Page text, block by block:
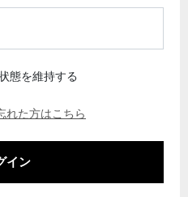
態を維持する
れた方はこちら
イン